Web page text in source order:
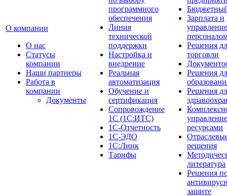
О компании
О нас
Cтатусы
компании
Наши партнеры
Работа в
компании
Документы
программного
обеспечения
Линия
технической
поддержки
Настройка и
внедрение
Реальная
автоматизация
Обучение и
сертификация
Сопровождение
1С (1С:ИТС)
1С-Отчетность
1С-ЭДО
1С:Линк
Тарифы
Зарплата и
управление
Решения
торговли
Решения
Решения
управление
ресурсами
решения
литература
Решения
защите